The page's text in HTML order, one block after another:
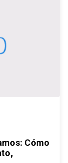
Cómo